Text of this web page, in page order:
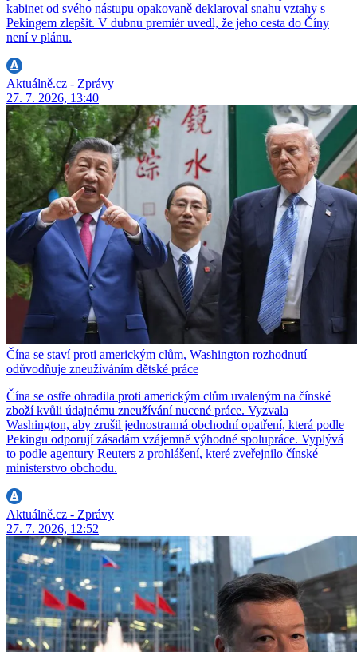
kabinet od svého nástupu opakovaně deklaroval snahu vztahy s
Pekingem zlepšit. V dubnu premiér uvedl, že jeho cesta do Číny
není v plánu.
Aktuálně.cz - Zprávy
27. 7. 2026, 13:40
Čína se staví proti americkým clům, Washington rozhodnutí
odůvodňuje zneužíváním dětské práce
Čína se ostře ohradila proti americkým clům uvaleným na čínské
zboží kvůli údajnému zneužívání nucené práce. Vyzvala
Washington, aby zrušil jednostranná obchodní opatření, která podle
Pekingu odporují zásadám vzájemně výhodné spolupráce. Vyplývá
to podle agentury Reuters z prohlášení, které zveřejnilo čínské
ministerstvo obchodu.
Aktuálně.cz - Zprávy
27. 7. 2026, 12:52